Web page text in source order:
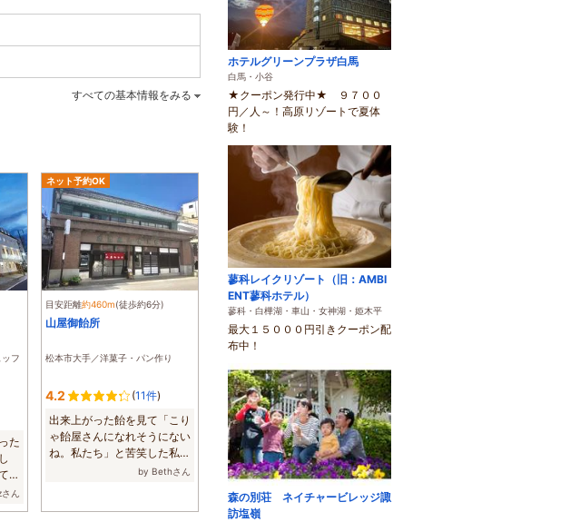
すべての基本情報をみる
フ
た
平
ん
ネット予約OK
目安距離約460m(徒歩約6分)
山屋御飴所
松本市大手／洋菓子・パン作り
4.2 (11件)
出来上がった飴を見て「こり
ゃ飴屋さんになれそうにない
ね。私たち」と苦笑した私た
by Bethさん
ホテルグリーンプラザ白馬
白馬・小谷
★クーポン発行中★ ９７００
円／人～！高原リゾートで夏体
験！
蓼科レイクリゾート（旧：AMBI
ENT蓼科ホテル）
蓼科・白樺湖・車山・女神湖・姫木平
最大１５０００円引きクーポン配
布中！
森の別荘 ネイチャービレッジ諏
訪塩嶺